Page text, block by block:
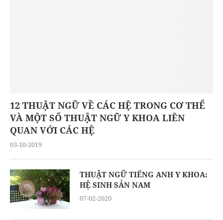
12 THUẬT NGỮ VỀ CÁC HỆ TRONG CƠ THỂ
VÀ MỘT SỐ THUẬT NGỮ Y KHOA LIÊN
QUAN VỚI CÁC HỆ
03-10-2019
THUẬT NGỮ TIẾNG ANH Y KHOA:
HỆ SINH SẢN NAM
07-02-2020